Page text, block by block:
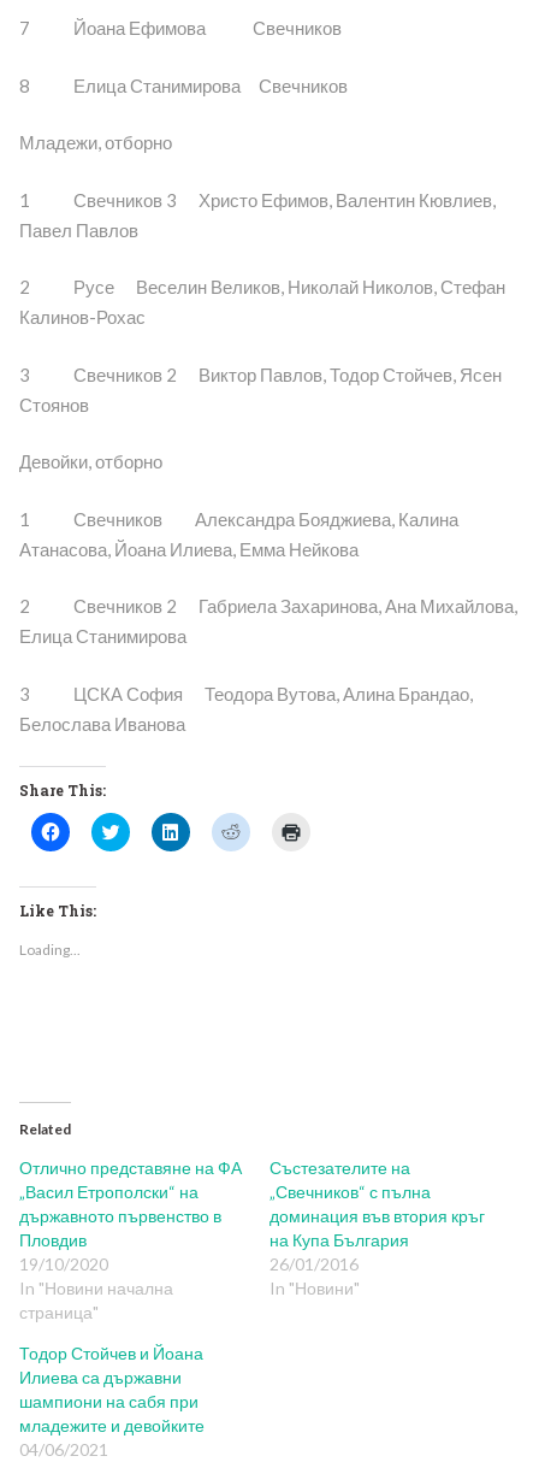
7 Йоана Ефимова Свечников
8 Елица Станимирова Свечников
Младежи, отборно
1 Свечников 3 Христо Ефимов, Валентин Кювлиев,
Павел Павлов
2 Русе Веселин Великов, Николай Николов, Стефан
Калинов-Рохас
3 Свечников 2 Виктор Павлов, Тодор Стойчев, Ясен
Стоянов
Девойки, отборно
1 Свечников Александра Бояджиева, Калина
Атанасова, Йоана Илиева, Емма Нейкова
2 Свечников 2 Габриела Захаринова, Ана Михайлова,
Елица Станимирова
3 ЦСКА София Теодора Вутова, Алина Брандао,
Белослава Иванова
Share This:
Click
to
Facebook
(Opens
in
window)
Click
to
Click
to
Click
to
Like This:
Loading...
Related
Отлично представяне на ФА
„Васил Етрополски“ на
държавното първенство в
Пловдив
19/10/2020
In "Новини начална
страница"
Състезателите на
„Свечников“ с пълна
доминация във втория кръг
на Купа България
26/01/2016
In "Новини"
Тодор Стойчев и Йоана
Илиева са държавни
шампиони на сабя при
младежите и девойките
04/06/2021